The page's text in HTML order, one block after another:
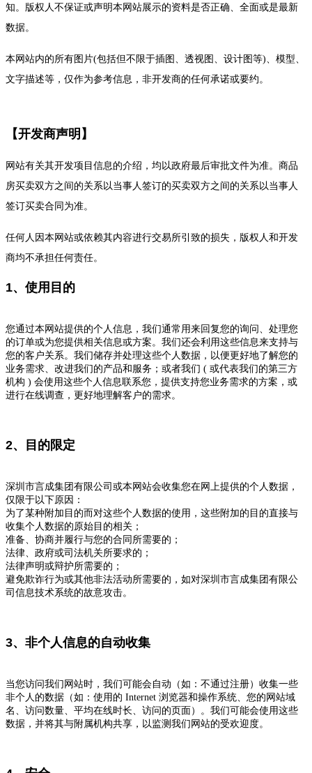
知。版权人不保证或声明本网站展示的资料是否正确、全面或是最新
数据。
本网站内的所有图片(包括但不限于插图、透视图、设计图等)、模型、
文字描述等，仅作为参考信息，非开发商的任何承诺或要约。
【开发商声明】
网站有关其开发项目信息的介绍，均以政府最后审批文件为准。商品
房买卖双方之间的关系以当事人签订的买卖双方之间的关系以当事人
签订买卖合同为准。
任何人因本网站或依赖其内容进行交易所引致的损失，版权人和开发
商均不承担任何责任。
1、使用目的
您通过本网站提供的个人信息，我们通常用来回复您的询问、处理您
的订单或为您提供相关信息或方案。我们还会利用这些信息来支持与
您的客户关系。我们储存并处理这些个人数据，以便更好地了解您的
业务需求、改进我们的产品和服务；或者我们 ( 或代表我们的第三方
机构 ) 会使用这些个人信息联系您，提供支持您业务需求的方案，或
进行在线调查，更好地理解客户的需求。
2、目的限定
深圳市言成集团有限公司 或本网站会收集您在网上提供的个人数据，
仅限于以下原因：
为了某种附加目的而对这些个人数据的使用，这些附加的目的直接与
收集个人数据的原始目的相关；
准备、协商并履行与您的合同所需要的；
法律、政府或司法机关所要求的；
法律声明或辩护所需要的；
避免欺诈行为或其他非法活动所需要的，如对深圳市言成集团有限公
司 信息技术系统的故意攻击。
3、非个人信息的自动收集
当您访问我们网站时，我们可能会自动（如：不通过注册）收集一些
非个人的数据（如：使用的 Internet 浏览器和操作系统、您的网站域
名、访问数量、平均在线时长、访问的页面）。我们可能会使用这些
数据，并将其与附属机构共享，以监测我们网站的受欢迎度。